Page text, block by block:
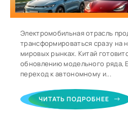
Электромобильная отрасль
трансформироваться сразу на
мировых рынках. Китай
обновлению модельного ряда,
переход к автономному и...
ЧИТАТЬ ПОДРОБНЕЕ